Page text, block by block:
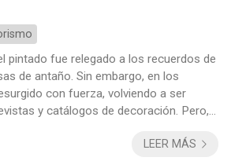
pintado fue relegado a los recuerdos de
de antaño. Sin embargo, en los
con fuerza, volviendo a ser
y catálogos de decoración. Pero,
interiorismo en Vigo, te contamos las
LEER MÁS